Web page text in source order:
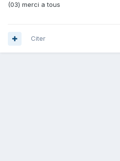
(03) merci a tous
Citer